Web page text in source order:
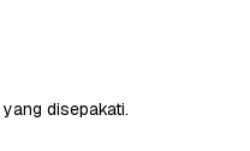
disepakati.